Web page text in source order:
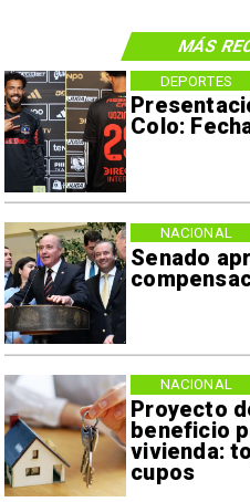
Colo:
DEPORTES
Senado
NACIONAL
Proyecto
beneficio
vivienda:
cupos
NACIONAL
MÁS